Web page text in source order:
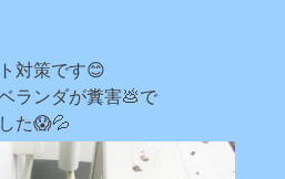
対策です😊
ランダが糞害💩で
た😱💦